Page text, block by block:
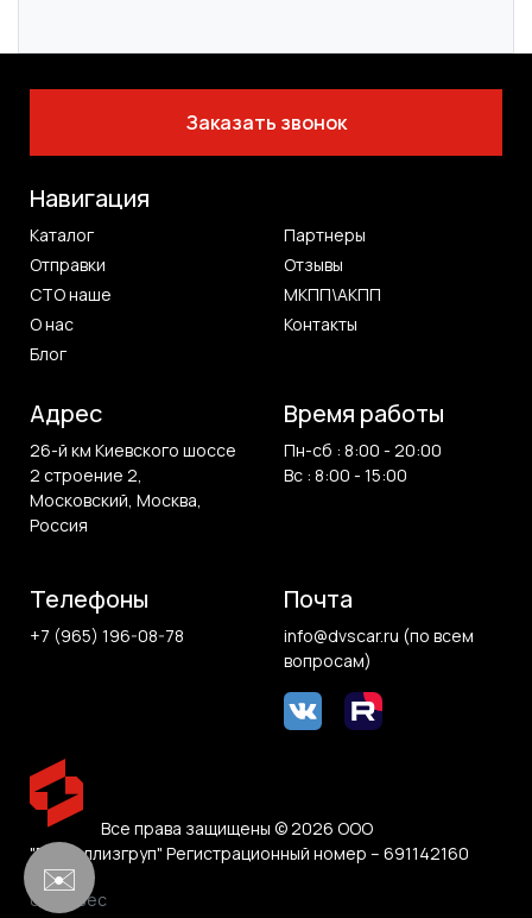
Заказать звонок
Все права защищены © 2026 ООО
"Белвиллизгруп" Регистрационный номер – 691142160
Навигация
Каталог
Партнеры
Отправки
Отзывы
СТО наше
МКПП\АКПП
О нас
Контакты
Блог
Адрес
26-й км Киевского шоссе
2 строение 2,
Московский, Москва,
Россия
Время работы
Пн-сб : 8:00 - 20:00
Вс : 8:00 - 15:00
Телефоны
+7 (965) 196-08-78
Почта
info@dvscar.ru (по всем
вопросам)
0.898 sec
✉️